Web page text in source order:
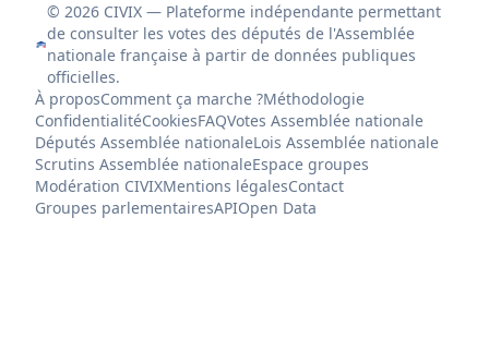
© 2026 CIVIX — Plateforme indépendante permettant
de consulter les votes des députés de l'Assemblée
nationale française à partir de données publiques
officielles.
À proposComment ça marche ?Méthodologie
ConfidentialitéCookiesFAQVotes Assemblée nationale
Députés Assemblée nationaleLois Assemblée nationale
Scrutins Assemblée nationaleEspace groupes
Modération CIVIXMentions légalesContact
Groupes parlementairesAPIOpen Data